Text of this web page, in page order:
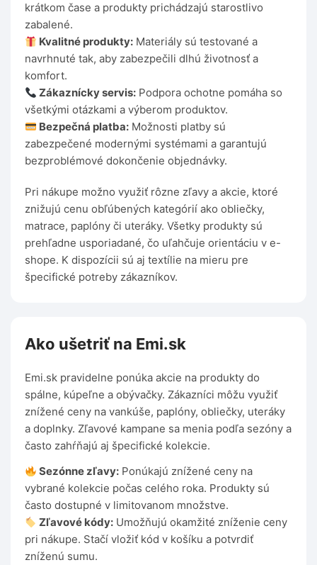
krátkom čase a produkty prichádzajú starostlivo
zabalené.
Kvalitné produkty: Materiály sú testované a
navrhnuté tak, aby zabezpečili dlhú životnosť a
komfort.
Zákaznícky servis: Podpora ochotne pomáha so
všetkými otázkami a výberom produktov.
Bezpečná platba: Možnosti platby sú
zabezpečené modernými systémami a garantujú
bezproblémové dokončenie objednávky.
Pri nákupe možno využiť rôzne zľavy a akcie, ktoré
znižujú cenu obľúbených kategórií ako obliečky,
matrace, paplóny či uteráky. Všetky produkty sú
prehľadne usporiadané, čo uľahčuje orientáciu v e-
shope. K dispozícii sú aj textílie na mieru pre
špecifické potreby zákazníkov.
Ako ušetriť na Emi.sk
Emi.sk pravidelne ponúka akcie na produkty do
spálne, kúpeľne a obývačky. Zákazníci môžu využiť
znížené ceny na vankúše, paplóny, obliečky, uteráky
a doplnky. Zľavové kampane sa menia podľa sezóny a
často zahŕňajú aj špecifické kolekcie.
Sezónne zľavy: Ponúkajú znížené ceny na
vybrané kolekcie počas celého roka. Produkty sú
často dostupné v limitovanom množstve.
Zľavové kódy: Umožňujú okamžité zníženie ceny
pri nákupe. Stačí vložiť kód v košíku a potvrdiť
zníženú sumu.